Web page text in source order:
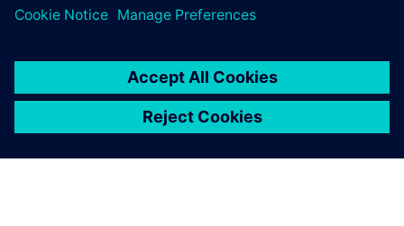
du marché.